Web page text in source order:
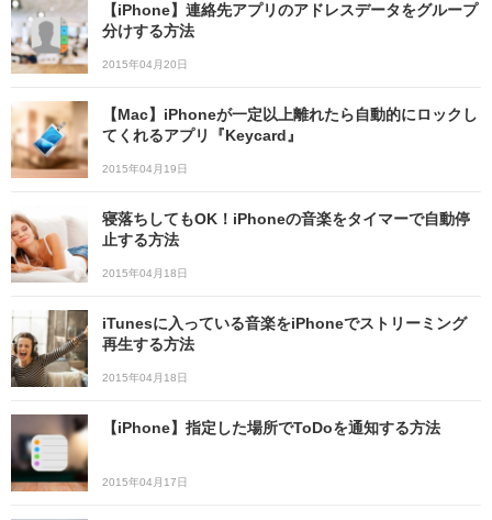
【iPhone】連絡先アプリのアドレスデータをグループ
分けする方法
2015年04月20日
【Mac】iPhoneが一定以上離れたら自動的にロックし
てくれるアプリ『Keycard』
2015年04月19日
寝落ちしてもOK！iPhoneの音楽をタイマーで自動停
止する方法
2015年04月18日
iTunesに入っている音楽をiPhoneでストリーミング
再生する方法
2015年04月18日
【iPhone】指定した場所でToDoを通知する方法
2015年04月17日